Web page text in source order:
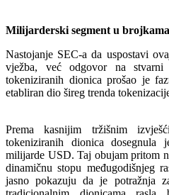
Milijarderski segment u brojkama
Nastojanje SEC-a da uspostavi
vježba, već odgovor na stvarni
tokeniziranih dionica prošao je
etabliran dio šireg trenda
Prema kasnijim tržišnim
tokeniziranih dionica
milijarde USD. Taj obujam pritom
dinamičnu stopu međugodišnjeg
jasno pokazuju da je potražnja